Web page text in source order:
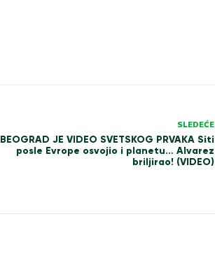
SLEDEĆE
BEOGRAD JE VIDEO SVETSKOG PRVAKA Siti
posle Evrope osvojio i planetu… Alvarez
briljirao! (VIDEO)